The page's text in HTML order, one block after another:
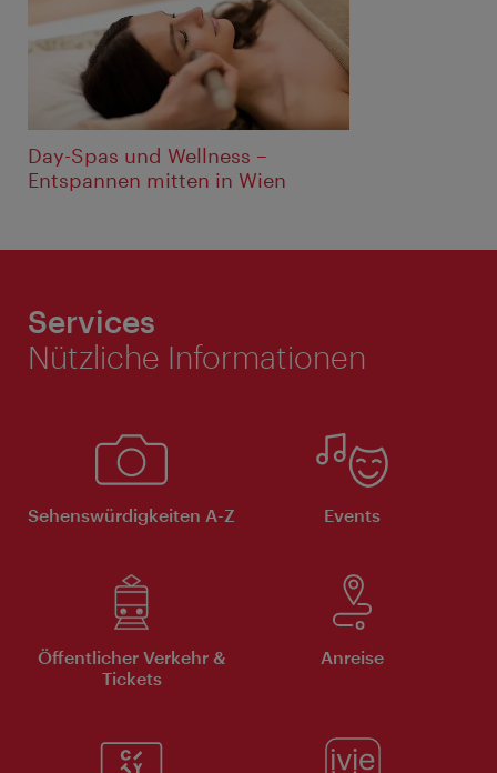
Day-Spas und Wellness –️
Entspannen mitten in Wien
Services
Nützliche Informationen
Sehenswürdigkeiten A-Z Events
Öffentlicher Verkehr &
Tickets
Anreise